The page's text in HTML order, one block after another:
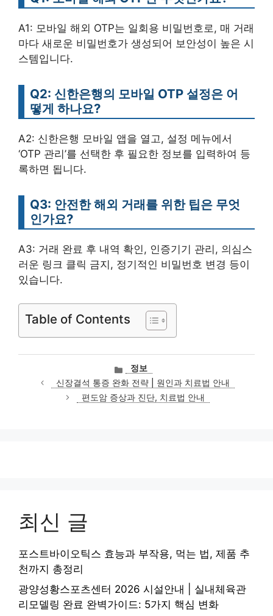
A1: 모바일 해외 OTP는 일회용 비밀번호로, 매 거래
마다 새로운 비밀번호가 생성되어 보안성이 높은 시
스템입니다.
Q2: 신한은행의 모바일 OTP 설정은 어
떻게 하나요?
A2: 신한은행 모바일 앱을 열고, 설정 메뉴에서
‘OTP 관리’를 선택한 후 필요한 정보를 입력하여 등
록하면 됩니다.
Q3: 안전한 해외 거래를 위한 팁은 무엇
인가요?
A3: 거래 완료 후 내역 확인, 인증기기 관리, 의심스
러운 링크 클릭 금지, 정기적인 비밀번호 변경 등이
있습니다.
Table of Contents
카
테
고
리
정보
신장결석 통증 완화 전략 | 원인과 치료법 안내
편도암 증상과 진단, 치료법 안내
최신 글
포스트바이오틱스 효능과 부작용, 먹는 법, 제품 추
천까지 총정리
광양성황스포츠센터 2026 시설안내 | 실내체육관
리모델링 완료 완벽가이드: 5가지 핵심 변화